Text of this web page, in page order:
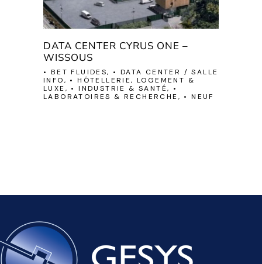
DATA CENTER CYRUS ONE –
WISSOUS
• BET FLUIDES, • DATA CENTER / SALLE
INFO, • HÔTELLERIE, LOGEMENT &
LUXE, • INDUSTRIE & SANTÉ, •
LABORATOIRES & RECHERCHE, • NEUF